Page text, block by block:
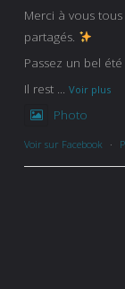
Merci à vous
partagés.
Passez un bel
Il rest ... Voir plus
Photo
Voir sur Facebook ·